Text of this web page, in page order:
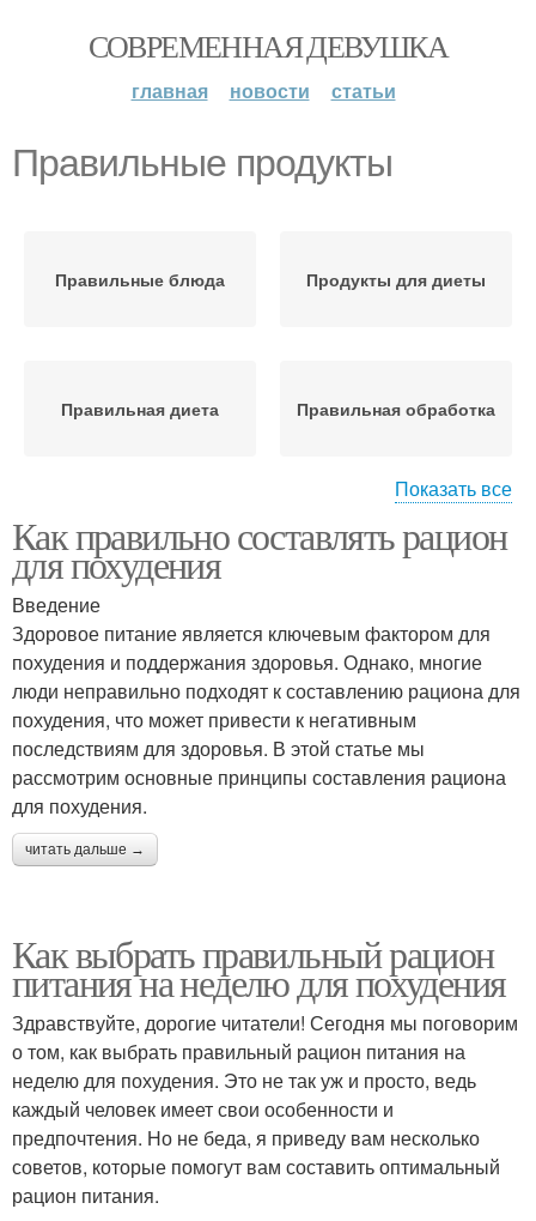
СОВРЕМЕННАЯ ДЕВУШКА
главная новости статьи
Правильные продукты
Правильные блюда Продукты для диеты
Правильная диета Правильная обработка
приготовление
Правильное хранение
Правильные напитки Правильное питание
Правильное время
шелушение
похудения
Жирные продукты Правильный подход
Показать все
Как правильно составлять рацион
для похудения
Введение
Здоровое питание является ключевым фактором для
похудения и поддержания здоровья. Однако, многие
люди неправильно подходят к составлению рациона для
похудения, что может привести к негативным
последствиям для здоровья. В этой статье мы
рассмотрим основные принципы составления рациона
для похудения.
читать дальше →
Как выбрать правильный рацион
питания на неделю для похудения
Здравствуйте, дорогие читатели! Сегодня мы поговорим
о том, как выбрать правильный рацион питания на
неделю для похудения. Это не так уж и просто, ведь
каждый человек имеет свои особенности и
предпочтения. Но не беда, я приведу вам несколько
советов, которые помогут вам составить оптимальный
рацион питания.